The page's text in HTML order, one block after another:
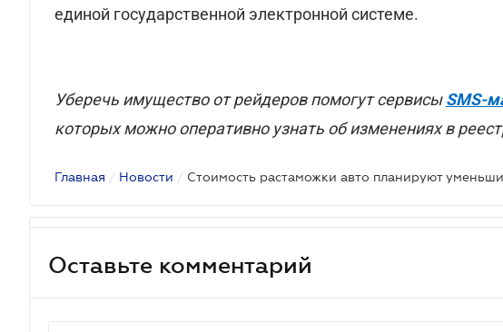
единой государственной электронной системе.
Уберечь имущество от рейдеров помогут сервисыSMS-
которых можно оперативно узнать об изменениях в
Главная / Новости /
Оставьте комментарий